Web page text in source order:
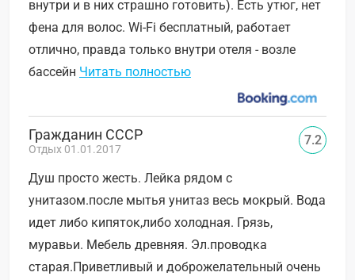
внутри и в них страшно готовить). Есть утюг, нет
фена для волос. Wi-Fi бесплатный, работает
отлично, правда только внутри отеля - возле
бассейн Читать полностью
Гражданин СССР
Отдых 01.01.2017
Душ просто жесть. Лейка рядом с
унитазом.после мытья унитаз весь мокрый. Вода
идет либо кипяток,либо холодная. Грязь,
муравьи. Мебель древняя. Эл.проводка
старая.Приветливый и доброжелательный очень
7.2